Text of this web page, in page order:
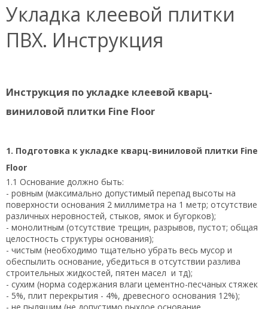
Укладка клеевой плитки
ПВХ. Инструкция
Инструкция по укладке клеевой кварц-
виниловой плитки Fine Floor
1. Подготовка к укладке кварц-виниловой плитки Fine
Floor
1.1 Основание должно быть:
- ровным (максимально допустимый перепад высоты на
поверхности основания 2 миллиметра на 1 метр; отсутствие
различных неровностей, стыков, ямок и бугорков);
- монолитным (отсутствие трещин, разрывов, пустот; общая
целостность структуры основания);
- чистым (необходимо тщательно убрать весь мусор и
обеспылить основание, убедиться в отсутствии разлива
строительных жидкостей, пятен масел и тд);
- сухим (норма содержания влаги цементно-песчаных стяжек
- 5%, плит перекрытия - 4%, древесного основания 12%);
- не пылящим (не допустимо рыхлое основание,